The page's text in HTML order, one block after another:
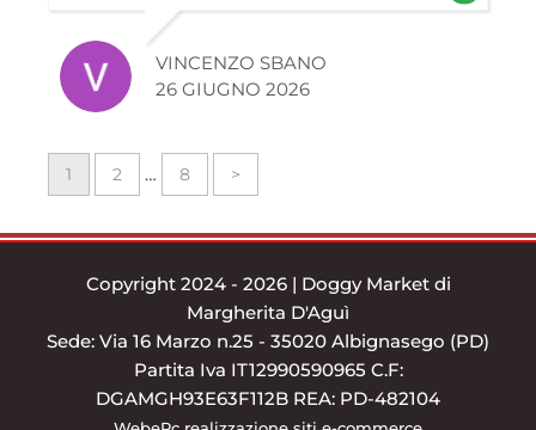
DoggyMarket anche per i prossimi
ordini.
VINCENZO SBANO
26 GIUGNO 2026
1 2 … 8 >
Copyright 2024 - 2026 | Doggy Market di
Margherita D'Aguì
Sede: Via 16 Marzo n.25 - 35020 Albignasego (PD)
Partita Iva IT12990590965 C.F:
DGAMGH93E63F112B REA: PD-482104